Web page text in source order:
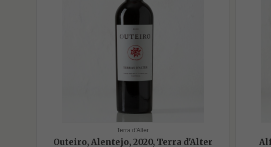
Terra d'Alter
Outeiro, Alentejo, 2020, Terra d'Alter